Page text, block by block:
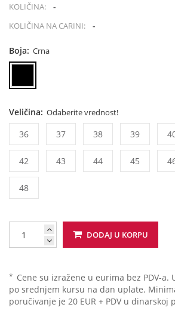
KOLIČINA: -
KOLIČINA NA CARINI: -
Boja: Crna
Veličina: Odaberite vrednost!
36 37 38 39
42 43 44 45
48
DODAJ U KORPU
* Cene su izražene u eurima bez PDV-
po srednjem kursu na dan uplate.
poručivanje je 20 EUR + PDV u dinarskoj